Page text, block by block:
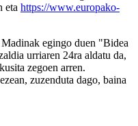
eta https://www.europako-
egingo duen "Bidea
urriaren 24ra aldatu da,
zegoen arren.
zuzenduta dago, baina